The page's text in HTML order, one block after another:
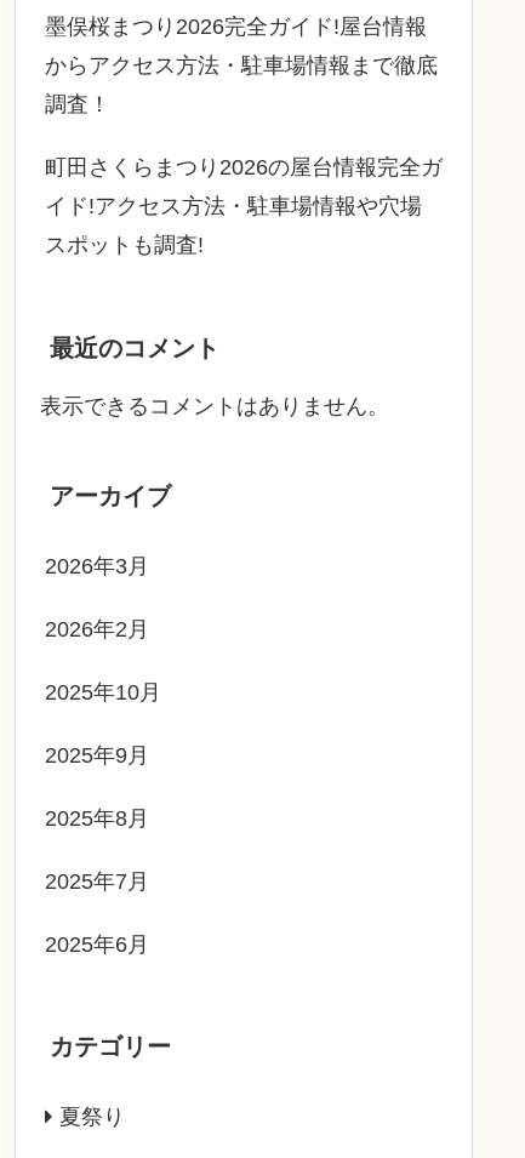
墨俣桜まつり2026完全ガイド!屋台情報
からアクセス方法・駐車場情報まで徹底
調査！
町田さくらまつり2026の屋台情報完全ガ
イド!アクセス方法・駐車場情報や穴場
スポットも調査!
最近のコメント
表示できるコメントはありません。
アーカイブ
2026年3月
2026年2月
2025年10月
2025年9月
2025年8月
2025年7月
2025年6月
カテゴリー
夏祭り